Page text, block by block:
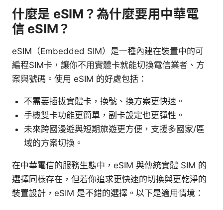
什麼是 eSIM？為什麼要用中華電
信 eSIM？
eSIM（Embedded SIM）是一種內建在裝置中的可
編程SIM卡，讓你不用實體卡就能切換電信業者、方
案與號碼。使用 eSIM 的好處包括：
不需要插拔實體卡，換號、換方案更快速。
手機雙卡功能更簡單，副卡設定也更彈性。
未來跨國漫遊與短期旅遊更方便，支援多國家/區
域的方案切換。
在中華電信的服務生態中，eSIM 與傳統實體 SIM 的
選擇同樣存在，但若你追求更快速的切換與更乾淨的
裝置設計，eSIM 是不錯的選擇。以下是適用情境：